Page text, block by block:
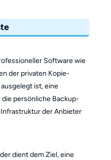
Software wie
der privaten Kopie-
ist, eine
persönliche Backup-
der Anbieter
dient dem Ziel, eine